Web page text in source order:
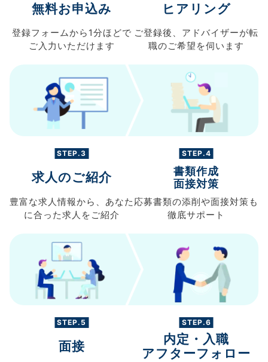
無料お申込み
登録フォームから 1分ほどで
ご入力 いただけます
ヒアリング
ご登録後、 アドバイザーが転
職のご希望を伺います
STEP.3
求人のご紹介
豊富な求人情報から、 あなた
に合った求人を ご紹介
STEP.4
書類作成
面接対策
応募書類の添削や面接対策も
徹底サポート
STEP.5
面接
STEP.6
内定・入職
アフターフォロー